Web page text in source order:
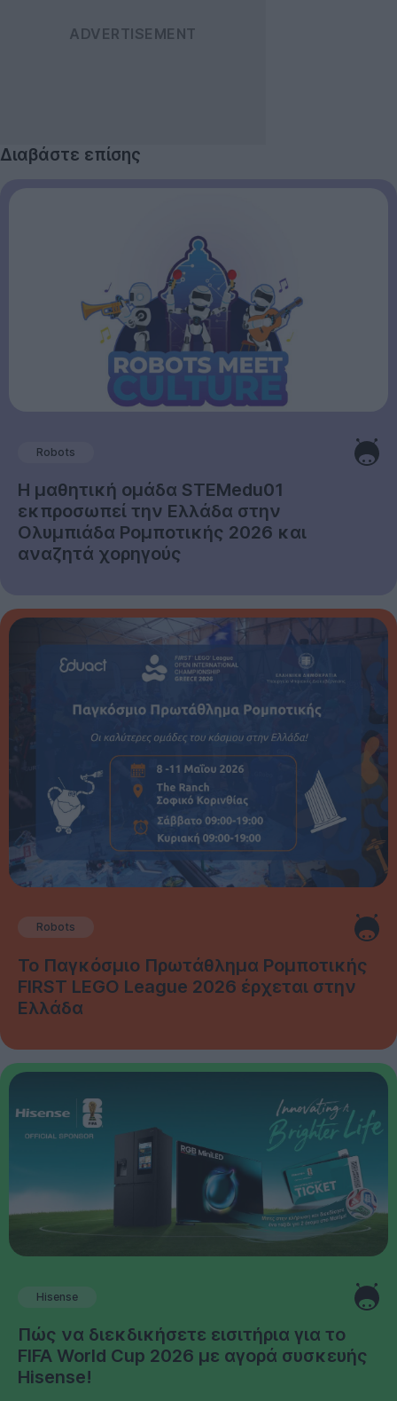
Διαβάστε επίσης
Robots
Η μαθητική ομάδα STEMedu01
εκπροσωπεί την Ελλάδα στην
Ολυμπιάδα Ρομποτικής 2026 και
αναζητά χορηγούς
Robots
Το Παγκόσμιο Πρωτάθλημα Ρομποτικής
FIRST LEGO League 2026 έρχεται στην
Ελλάδα
Hisense
Πώς να διεκδικήσετε εισιτήρια για το
FIFA World Cup 2026 με αγορά συσκευής
Hisense!